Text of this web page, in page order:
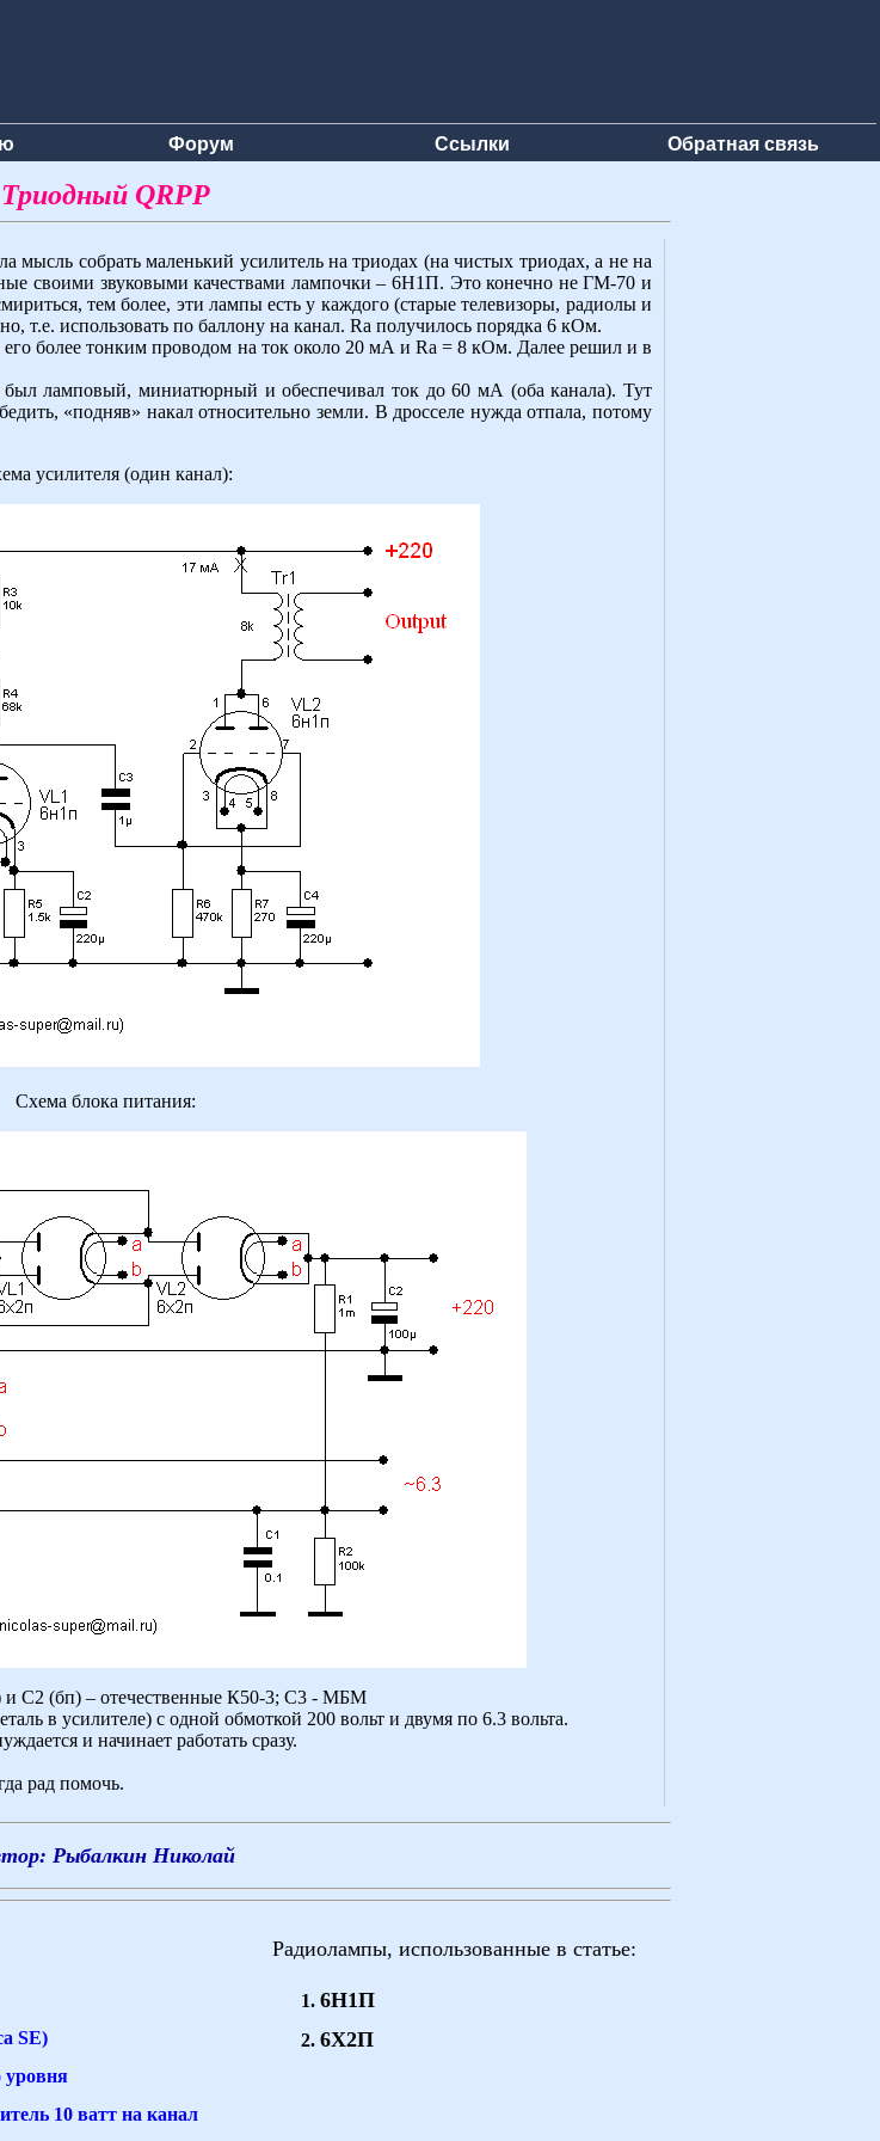
Форум Ссылки Обратная связь
Триодный QRPP
мысль собрать маленький усилитель на триодах (на чистых триодах, а не на
своими звуковыми качествами лампочки – 6Н1П. Это конечно не ГМ-70 и
тем более, эти лампы есть у каждого (старые телевизоры, радиолы и
т.е. использовать по баллону на канал. Ra получилось порядка 6 кОм.
его более тонким проводом на ток около 20 мА и Ra = 8 кОм. Далее решил и в
ламповый, миниатюрный и обеспечивал ток до 60 мА (оба канала). Тут
«подняв» накал относительно земли. В дросселе нужда отпала, потому
усилителя (один канал):
Схема блока питания:
и С2 (бп) – отечественные К50-3; С3 - МБМ
в усилителе) с одной обмоткой 200 вольт и двумя по 6.3 вольта.
и начинает работать сразу.
рад помочь.
Рыбалкин Николай
SE)
уровня
10 ватт на канал
Радиолампы, использованные в статье:
6Н1П
6Х2П